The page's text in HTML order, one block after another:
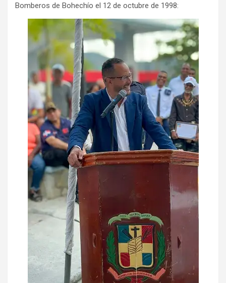
Bomberos de Bohechío el 12 de octubre de 1998: